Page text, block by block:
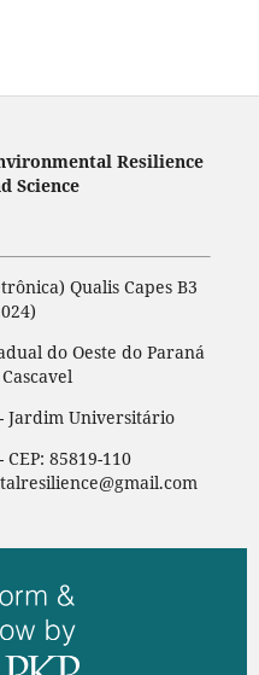
Resilience
Science
Qualis Capes B3
do Oeste do Paraná
Jardim Universitário
85819-110